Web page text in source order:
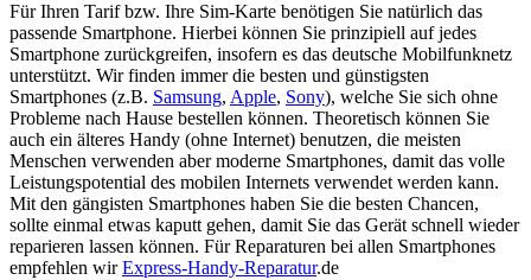
Für Ihren Tarif bzw. Ihre Sim-Karte benötigen Sie natürlich das
passende Smartphone. Hierbei können Sie prinzipiell auf jedes
Smartphone zurückgreifen, insofern es das deutsche Mobilfunknetz
unterstützt. Wir finden immer die besten und günstigsten
Smartphones (z.B. Samsung, Apple, Sony), welche Sie sich ohne
Probleme nach Hause bestellen können. Theoretisch können Sie
auch ein älteres Handy (ohne Internet) benutzen, die meisten
Menschen verwenden aber moderne Smartphones, damit das volle
Leistungspotential des mobilen Internets verwendet werden kann.
Mit den gängisten Smartphones haben Sie die besten Chancen,
sollte einmal etwas kaputt gehen, damit Sie das Gerät schnell wieder
reparieren lassen können. Für Reparaturen bei allen Smartphones
empfehlen wirExpress-Handy-Reparatur.de